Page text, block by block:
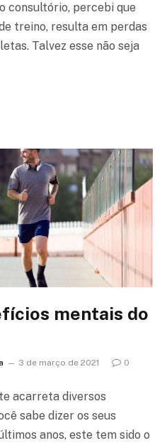
consultório, percebi que
treino, resulta em perdas
Talvez esse não seja
mentais do
3 de março de 2021 0
acarreta diversos
sabe dizer os seus
anos, este tem sido o